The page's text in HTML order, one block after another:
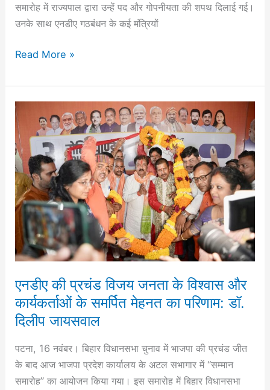
समारोह में राज्यपाल द्वारा उन्हें पद और गोपनीयता की शपथ दिलाई गई।
उनके साथ एनडीए गठबंधन के कई मंत्रियों
Read More »
‎एनडीए की प्रचंड विजय जनता के विश्वास और
कार्यकर्ताओं के समर्पित मेहनत का परिणाम: डॉ.
दिलीप जायसवाल
‎‎‎‎पटना, 16 नवंबर। बिहार विधानसभा चुनाव में भाजपा की प्रचंड जीत
के बाद आज भाजपा प्रदेश कार्यालय के अटल सभागार में “सम्मान
समारोह” का आयोजन किया गया। इस समारोह में बिहार विधानसभा
‎एनडीए
की
प्रचंड
विजय
जनता
के
विश्वास
कार्यकर्ताओं
के
मेहनत
का
परिणाम:
दिलीप
जायसवाल